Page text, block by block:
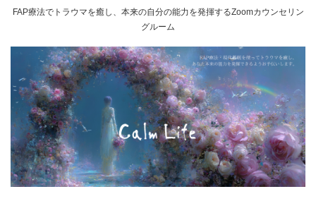
FAP療法でトラウマを癒し、本来の自分の能力を発揮するZoomカウンセリン
グルーム